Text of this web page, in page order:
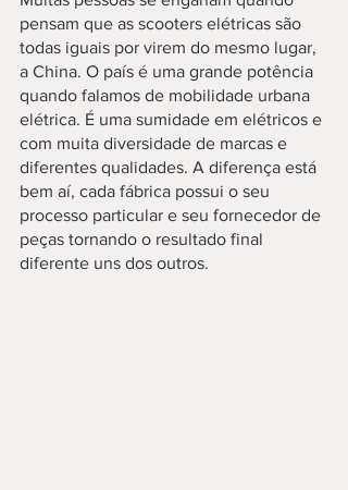
pensam que as scooters elétricas são
todas iguais por virem do mesmo lugar,
a China. O país é uma grande potência
quando falamos de mobilidade urbana
elétrica. É uma sumidade em elétricos e
com muita diversidade de marcas e
diferentes qualidades. A diferença está
bem aí, cada fábrica possui o seu
processo particular e seu fornecedor de
peças tornando o resultado final
diferente uns dos outros.